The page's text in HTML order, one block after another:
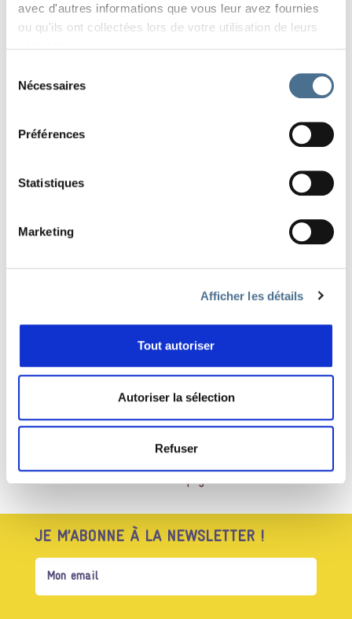
avec d'autres informations que vous leur avez fournies
ou qu'ils ont collectées lors de votre utilisation de leurs
Nécessaires
Préférences
Statistiques
Marketing
Afficher les détails
Tout autoriser
Autoriser la sélection
Refuser
tout le programme des films
au Festival Salamandre et ceux
présents en ligne du 21 au 23 octobre!
PARTAGER
Haut de page
JE M’ABONNE À LA NEWSLETTER !